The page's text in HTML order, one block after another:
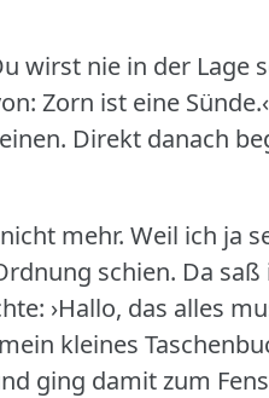
wirst nie in der Lage
Zorn ist eine
Direkt danach
mehr. Weil ich ja
schien. Da
›Hallo, das alles
kleines
ging damit zum